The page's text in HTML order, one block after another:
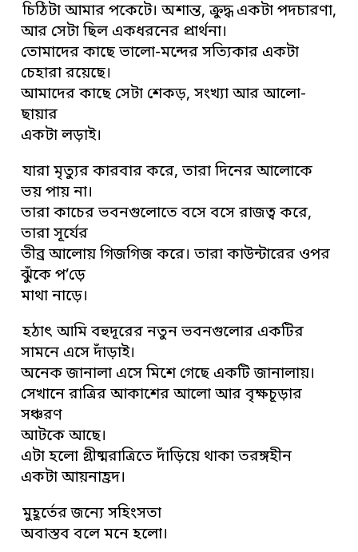
চিঠিটা আমার পকেটে। অশান্ত, ক্রুদ্ধ একটা পদচারণা,
আর সেটা ছিল একধরনের প্রার্থনা।
তোমাদের কাছে ভালো-মন্দের সত্যিকার একটা
চেহারা রয়েছে।
আমাদের কাছে সেটা শেকড়, সংখ্যা আর আলো-
ছায়ার
একটা লড়াই।
যারা মৃত্যুর কারবার করে, তারা দিনের আলোকে
ভয় পায় না।
তারা কাচের ভবনগুলোতে বসে বসে রাজত্ব করে,
তারা সূর্যের
তীব্র আলোয় গিজগিজ করে। তারা কাউন্টারের ওপর
ঝুঁকে প’ড়ে
মাথা নাড়ে।
হঠাৎ আমি বহুদূরের নতুন ভবনগুলোর একটির
সামনে এসে দাঁড়াই।
অনেক জানালা এসে মিশে গেছে একটি জানালায়।
সেখানে রাত্রির আকাশের আলো আর বৃক্ষচূড়ার
সঞ্চরণ
আটকে আছে।
এটা হলো গ্রীষ্মরাত্রিতে দাঁড়িয়ে থাকা তরঙ্গহীন
একটা আয়নাহ্রদ।
মুহূর্তের জন্যে সহিংসতা
অবাস্তব বলে মনে হলো।